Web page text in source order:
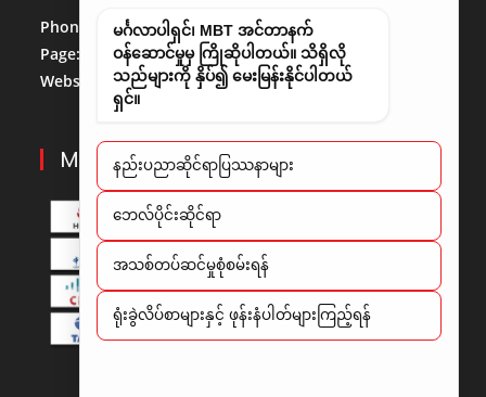
Phone No:013684488
Page:
http://www.facebook.com/mbt.mm
Website:
www.mbt.com.mm/LinkedIn:LinedIn
MBT PARTNERS
မင်္ဂလာပါရှင်၊ MBT အင်တာနက်
ဝန်ဆောင်မှုမှ ကြိုဆိုပါတယ်။ သိရှိလို
သည်များကို နှိပ်၍ မေးမြန်းနိုင်ပါတယ်
ရှင်။
နည်းပညာဆိုင်ရာပြဿနာများ
​ဘေလ်ပိုင်းဆိုင်ရာ
အသစ်တပ်ဆင်မှုစုံစမ်းရန်
ရုံးခွဲလိပ်စာများနှင့် ဖုန်းနံပါတ်များကြည့်ရန်